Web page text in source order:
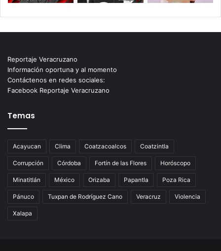
Reportaje Veracruzano
Información oportuna y al momento
Contáctenos en redes sociales:
Facebook Reportaje Veracruzano
Temas
Acayucan Clima Coatzacoalcos Coatzintla
Corrupción Córdoba Fortín de las Flores Horóscopo
Minatitlán México Orizaba Papantla Poza Rica
Pánuco Tuxpan de Rodríguez Cano Veracruz Violencia
Xalapa